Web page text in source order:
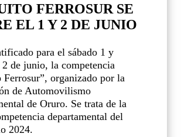
FERROSUR SE
EL 1 Y 2 DE JUNIO
para el sábado 1 y
de junio, la competencia
organizado por la
de Automovilismo
de Oruro. Se trata de la
departamental del
2024.